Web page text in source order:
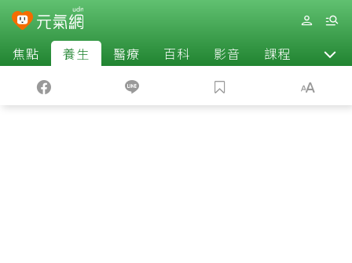
焦點 養生 醫療 百科 影音 課程 退休